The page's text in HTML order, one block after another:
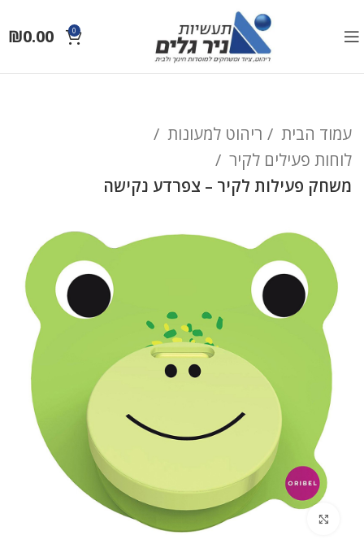
0
₪0.00
עמוד הבית
ריהוט למעונות
לוחות פעילים לקיר
משחק פעילות לקיר – צפרדע נקישה
לחץ להגדלה